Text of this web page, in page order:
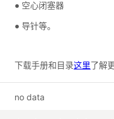
no data